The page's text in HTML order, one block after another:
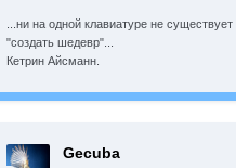
...ни на одной клавиатуре не
"создать шедевр"...
Кетрин Айсманн.
Gecuba